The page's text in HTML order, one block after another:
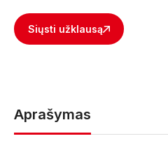
Siųsti užklausą
Aprašymas